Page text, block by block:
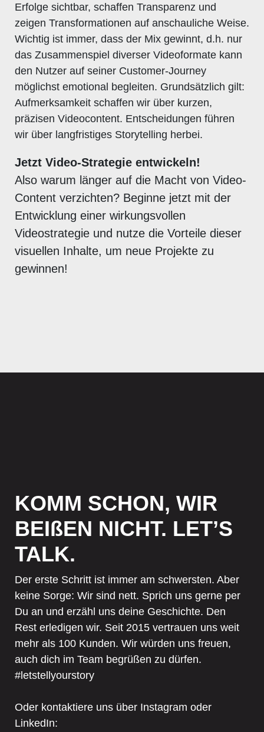
Erfolge sichtbar, schaffen Transparenz und
zeigen Transformationen auf anschauliche Weise.
Wichtig ist immer, dass der Mix gewinnt, d.h. nur
das Zusammenspiel diverser Videoformate kann
den Nutzer auf seiner Customer-Journey
möglichst emotional begleiten. Grundsätzlich gilt:
Aufmerksamkeit schaffen wir über kurzen,
präzisen Videocontent. Entscheidungen führen
wir über langfristiges Storytelling herbei.
Jetzt Video-Strategie entwickeln!
Also warum länger auf die Macht von Video-
Content verzichten? Beginne jetzt mit der
Entwicklung einer wirkungsvollen
Videostrategie und nutze die Vorteile dieser
visuellen Inhalte, um neue Projekte zu
gewinnen!
KOMM SCHON, WIR
BEIßEN NICHT. LET’S
TALK.
Der erste Schritt ist immer am schwersten. Aber
keine Sorge: Wir sind nett. Sprich uns gerne per
Du an und erzähl uns deine Geschichte. Den
Rest erledigen wir. Seit 2015 vertrauen uns weit
mehr als 100 Kunden. Wir würden uns freuen,
auch dich im Team begrüßen zu dürfen.
#letstellyourstory
Oder kontaktiere uns über Instagram oder
LinkedIn: